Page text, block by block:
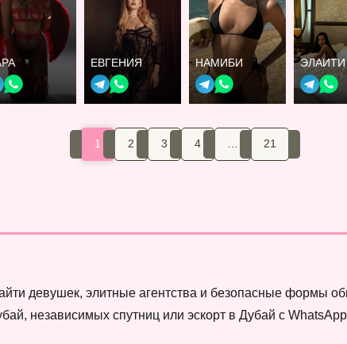
ЕВГЕНИЯ НАМИБИ ЭЛАИТИ
1 2 3 4 21
девушек, элитные агентства и безопасные формы
независимых спутниц или эскорт в Дубай с